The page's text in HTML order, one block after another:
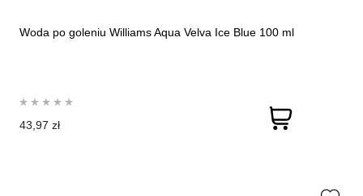
Woda po goleniu Williams Aqua Velva Ice Blue 100 ml
43,97 zł